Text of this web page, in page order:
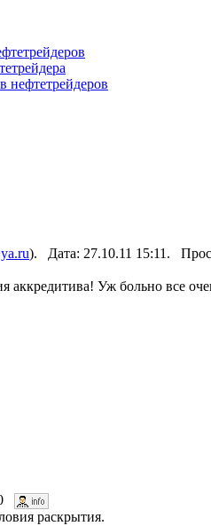
нефтетрейдеров
). Дата: 27.10.11 15:11.
Уж больно все
раскрытия.